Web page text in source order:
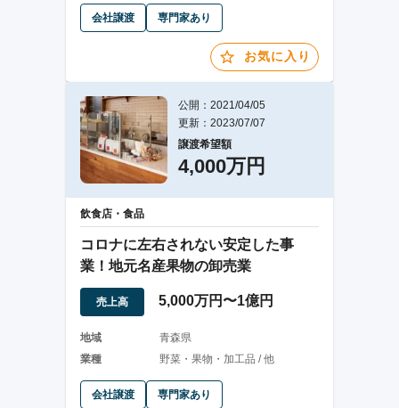
会社譲渡 専門家あり
お気に入り
公開：2021/04/05
更新：2023/07/07
譲渡希望額
4,000万円
飲食店・食品
コロナに左右されない安定した事
業！地元名産果物の卸売業
売上高 5,000万円〜1億円
地域
青森県
業種
野菜・果物・加工品 / 他
会社譲渡 専門家あり